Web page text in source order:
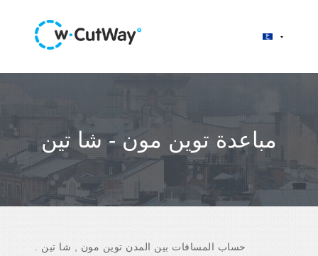
مباعدة توين مون - شا تين
حساب المسافات بين المدن توين مون , شا تين .